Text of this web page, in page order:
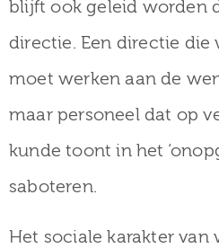
blijft ook geleid worden
directie. Een directie die
moet werken aan de
maar personeel dat op
kunde toont in het
saboteren.
Het sociale karakter van